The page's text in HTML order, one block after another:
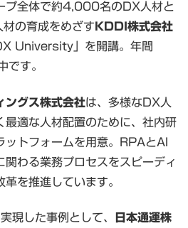
プ全体で約4,000名のDX人材と
の育成をめざす KDDI株式会社
University」を開講。年間
です。
ングス株式会社は、多様なDX人
最適な人材配置のために、社内研
ットフォームを用意。RPAとAI
関わる業務プロセスをスピーディ
を推進しています。
現した事例として、
日本通運株